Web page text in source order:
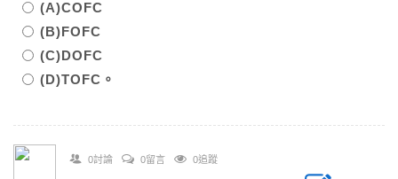
(A)COFC
(B)FOFC
(C)DOFC
(D)TOFC。
0討論 0留言 0追蹤